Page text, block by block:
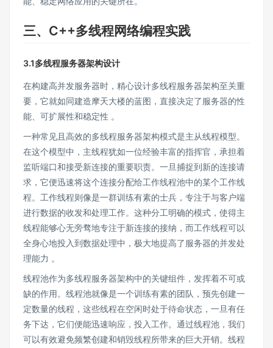
三、 C++多线程网络编程实践
3.1多线程服务器架构设计
在构建高并发服务器时，精心设计多线程服务器架构至关重
要，它就如同建造摩天大楼的蓝图，直接决定了服务器的性
能、可扩展性和稳定性 。
一种常见且高效的多线程服务器架构模式是主从线程模型。
在这个模型中，主线程犹如一位经验丰富的指挥官，承担着
监听端口和接受新连接的重要职责。一旦捕捉到新的连接请
求，它便迅速将这个连接分配给工作线程池中的某个工作线
程。工作线程则像是一群训练有素的士兵，专注于与客户端
进行数据的收发和处理工作。这种分工明确的模式，使得主
线程能够心无旁骛地专注于新连接的接纳，而工作线程可以
全身心地投入到数据处理中，极大地提高了服务器的并发处
理能力 。
线程池作为多线程服务器架构中的关键组件，发挥着不可或
缺的作用。线程池就像是一个训练有素的团队，预先创建一
定数量的线程，这些线程在空闲时处于待命状态，一旦有任
务下达，它们便能迅速响应，投入工作。通过线程池，我们
可以有效避免频繁创建和销毁线程所带来的巨大开销。线程